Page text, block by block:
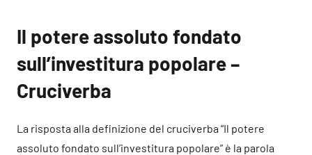
Il potere assoluto fondato
sull’investitura popolare –
Cruciverba
La risposta alla definizione del cruciverba “Il potere
assoluto fondato sull’investitura popolare” è la parola